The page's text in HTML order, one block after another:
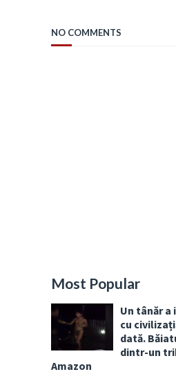
NO COMMENTS
Most Popular
Un tânăr
cu
dată.
dintr-un
Amazon